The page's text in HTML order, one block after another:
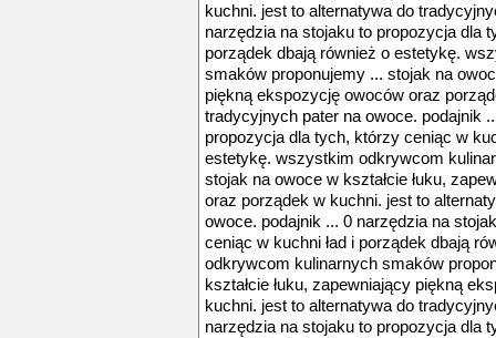
kuchni. jest to alternatywa do
narzędzia na stojaku to propozycja dla
porządek dbają również o estetykę.
smaków proponujemy ... stojak na
piękną ekspozycję owoców oraz
tradycyjnych pater na owoce. podajnik
propozycja dla tych, którzy ceniąc w
estetykę. wszystkim odkrywcom
stojak na owoce w kształcie łuku,
oraz porządek w kuchni. jest to
owoce. podajnik ... 0 narzędzia na
ceniąc w kuchni ład i porządek dbają
odkrywcom kulinarnych smaków
kształcie łuku, zapewniający piękną
kuchni. jest to alternatywa do
narzędzia na stojaku to propozycja dla